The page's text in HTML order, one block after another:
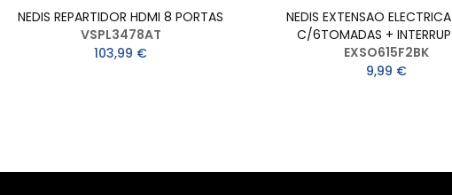
NEDIS REPARTIDOR HDMI 8 PORTAS
VSPL3478AT
103,99 €
NEDIS EXTENSAO
C/6TOMADAS +
EXSO615F2BK
9,99 €